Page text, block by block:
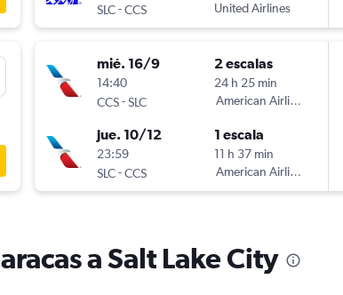
SLC-CCS
United Airlines
mié. 16/9
14:40
CCS-SLC
2 escalas
24 h 25 min
American Airlines
jue. 10/12
23:59
SLC-CCS
1 escala
11 h 37 min
American Airlines
a Salt Lake City